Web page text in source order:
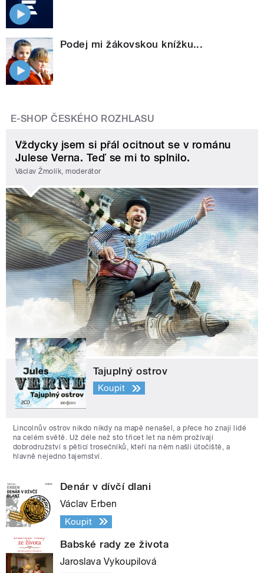
Podej mi žákovskou knížku...
E-SHOP ČESKÉHO ROZHLASU
Vždycky jsem si přál ocitnout se v románu
Julese Verna. Teď se mi to splnilo.
Václav Žmolík, moderátor
Tajuplný ostrov
Koupit
Lincolnův ostrov nikdo nikdy na mapě nenašel, a přece ho znají lidé
na celém světě. Už déle než sto třicet let na něm prožívají
dobrodružství s pěticí trosečníků, kteří na něm našli útočiště, a
hlavně nejedno tajemství.
Denár v dívčí dlani
Václav Erben
Koupit
Babské rady ze života
Jaroslava Vykoupilová